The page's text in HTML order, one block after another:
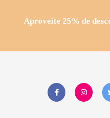
Aproveite 25% de